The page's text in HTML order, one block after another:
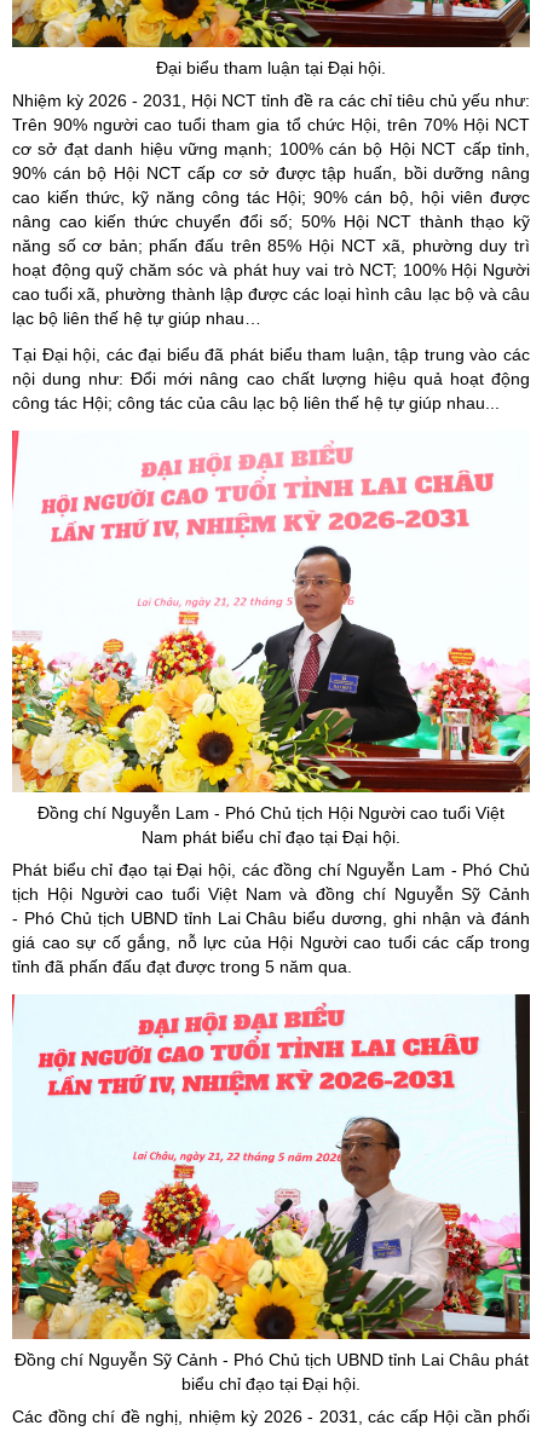
Đại biểu tham luận tại Đại hội.
Nhiệm kỳ 2026 - 2031, Hội NCT tỉnh đề ra các chỉ tiêu chủ yếu như:
Trên 90% người cao tuổi tham gia tổ chức Hội, trên 70% Hội NCT
cơ sở đạt danh hiệu vững mạnh; 100% cán bộ Hội NCT cấp tỉnh,
90% cán bộ Hội NCT cấp cơ sở được tập huấn, bồi dưỡng nâng
cao kiến thức, kỹ năng công tác Hội; 90% cán bộ, hội viên được
nâng cao kiến thức chuyển đổi số; 50% Hội NCT thành thạo kỹ
năng số cơ bản; phấn đấu trên 85% Hội NCT xã, phường duy trì
hoạt động quỹ chăm sóc và phát huy vai trò NCT; 100% Hội Người
cao tuổi xã, phường thành lập được các loại hình câu lạc bộ và câu
lạc bộ liên thế hệ tự giúp nhau…
Tại Đại hội, các đại biểu đã phát biểu tham luận, tập trung vào các
nội dung như: Đổi mới nâng cao chất lượng hiệu quả hoạt động
công tác Hội; công tác của câu lạc bộ liên thế hệ tự giúp nhau...
Đồng chí Nguyễn Lam - Phó Chủ tịch Hội Người cao tuổi Việt
Nam phát biểu chỉ đạo tại Đại hội.
Phát biểu chỉ đạo tại Đại hội, các đồng chí Nguyễn Lam - Phó Chủ
tịch Hội Người cao tuổi Việt Nam và đồng chí Nguyễn Sỹ Cảnh
- Phó Chủ tịch UBND tỉnh Lai Châu biểu dương, ghi nhận và đánh
giá cao sự cố gắng, nỗ lực của Hội Người cao tuổi các cấp trong
tỉnh đã phấn đấu đạt được trong 5 năm qua.
Đồng chí Nguyễn SỹCảnh - Phó Chủ tịch UBND tỉnh Lai Châu phát
biểu chỉ đạo tại Đại hội.
Các đồng chí đề nghị, nhiệm kỳ 2026 - 2031, các cấp Hội cần phối